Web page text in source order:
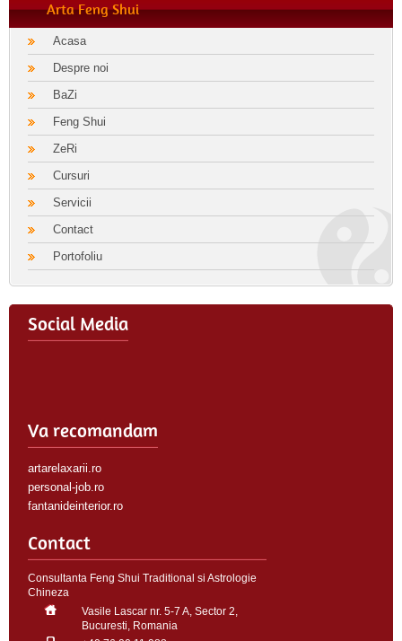
Arta Feng Shui
Acasa
Despre noi
BaZi
Feng Shui
ZeRi
Cursuri
Servicii
Contact
Portofoliu
Social Media
Va recomandam
artarelaxarii.ro
personal-job.ro
fantanideinterior.ro
Contact
Consultanta Feng Shui Traditional si Astrologie
Chineza
Vasile Lascar nr. 5-7 A, Sector 2,
Bucuresti, Romania